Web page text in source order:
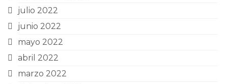
julio 2022
junio 2022
mayo 2022
abril 2022
marzo 2022